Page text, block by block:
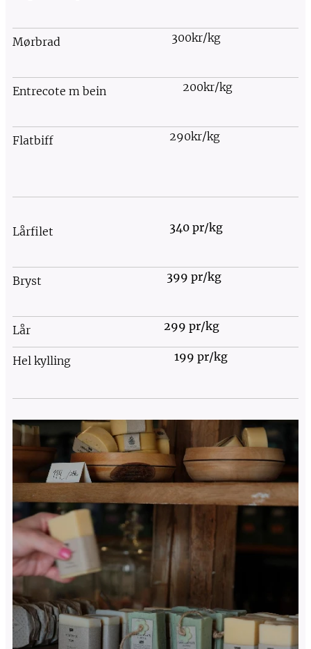
Mørbrad 300kr/kg
Entrecote m bein 200kr/kg
Flatbiff 290kr/kg
Lårfilet 340 pr/kg
Bryst 399 pr/kg
Lår 299 pr/kg
Hel kylling 199 pr/kg